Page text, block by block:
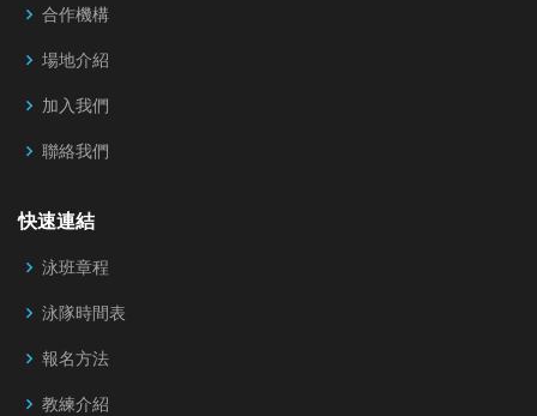
合作機構
場地介紹
加入我們
聯絡我們
快速連結
泳班章程
泳隊時間表
報名方法
教練介紹